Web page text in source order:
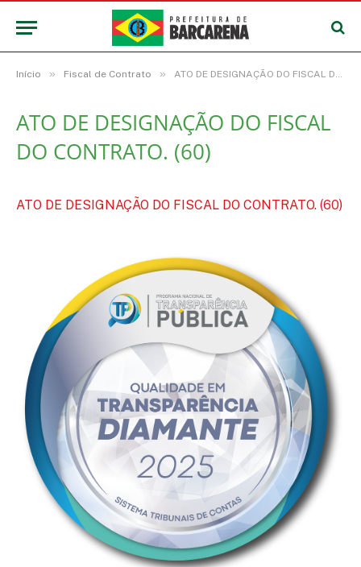
Início » Fiscal de Contrato » ATO DE DESIGNAÇÃO DO FISCAL DO CONTRATO. (60)
ATO DE DESIGNAÇÃO DO FISCAL
DO CONTRATO. (60)
ATO DE DESIGNAÇÃO DO FISCAL DO CONTRATO. (60)